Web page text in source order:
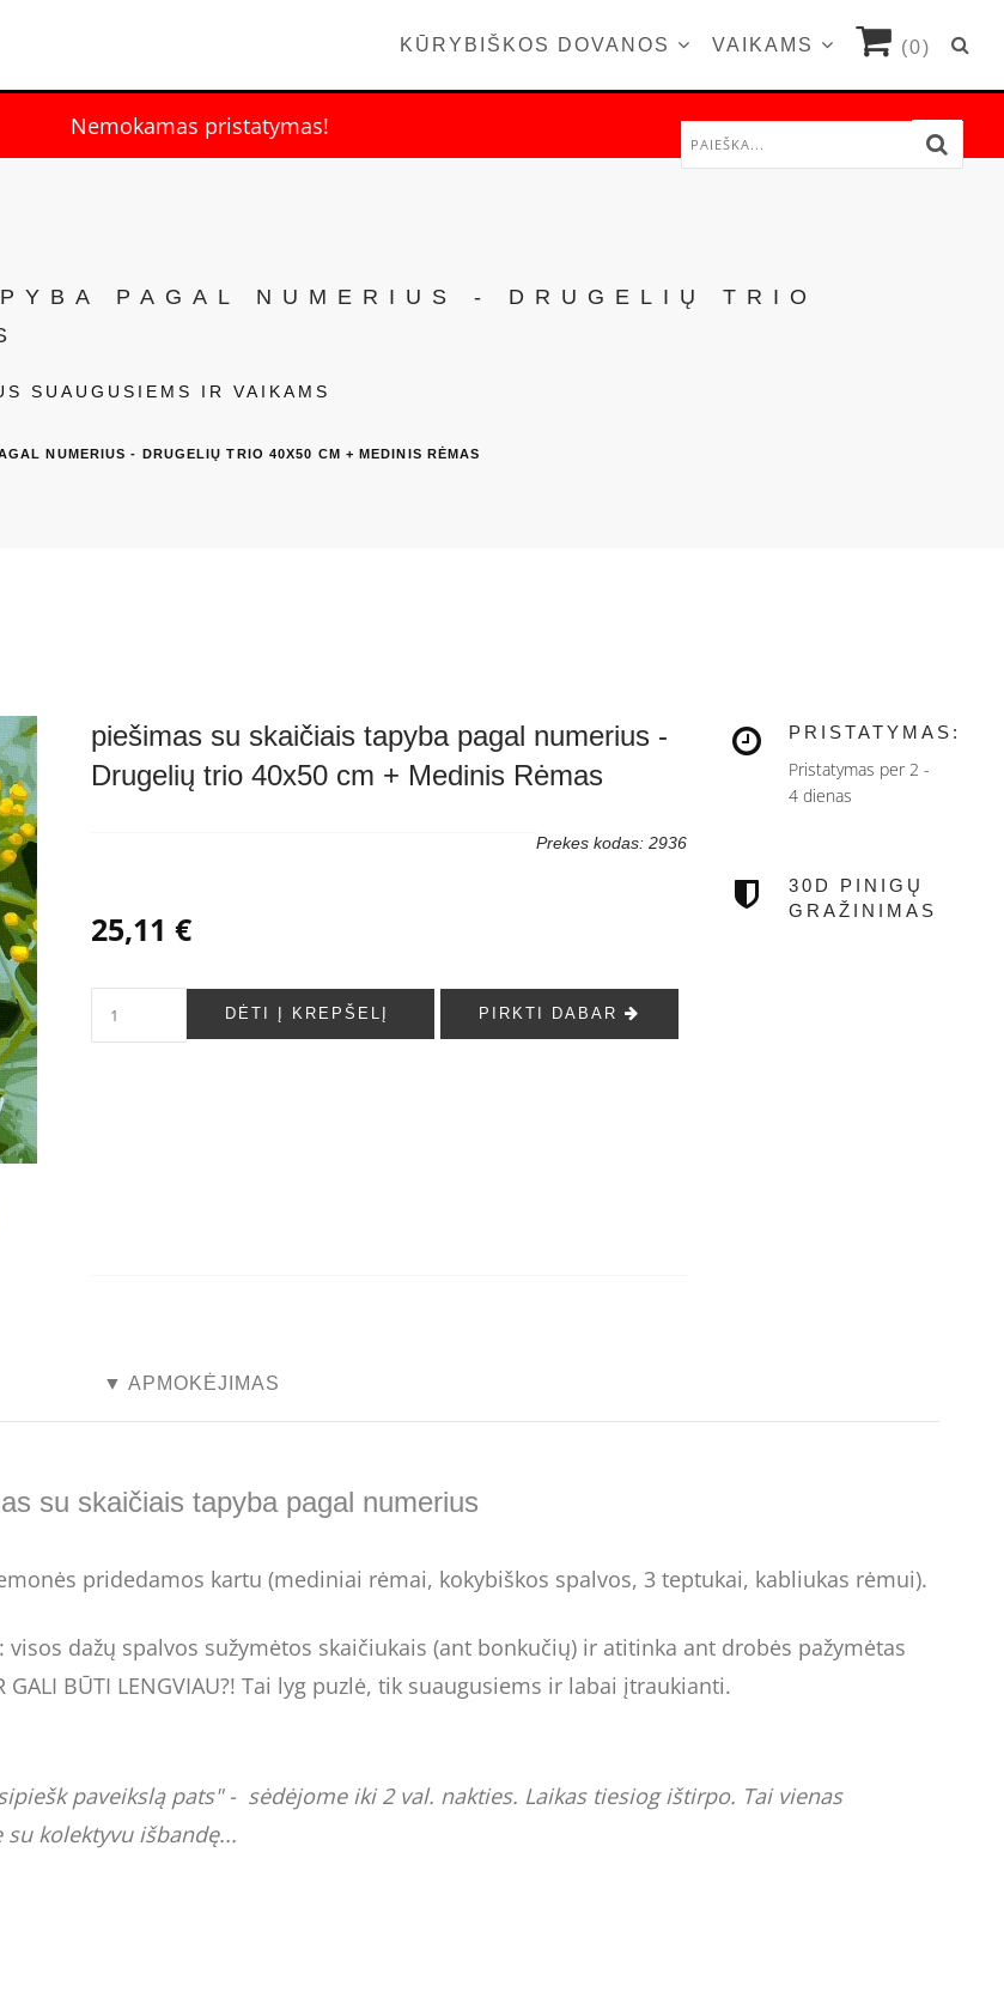
(0)
KŪRYBIŠKOS DOVANOS VAIKAMS
Nemokamas pristatymas!
PAGAL NUMERIUS - DRUGELIŲ TRIO
SUAUGUSIEMS IR VAIKAMS
NUMERIUS - DRUGELIŲ TRIO 40X50 CM + MEDINIS RĖMAS
piešimas su skaičiais tapyba pagal numerius -
Drugelių trio 40x50 cm + Medinis Rėmas
Prekes kodas: 2936
25,11 €
DĖTI Į KREPŠELĮ PIRKTI DABAR
PRISTATYMAS:
Pristatymas per 2 -
4 dienas
30D PINIGŲ
GRAŽINIMAS
▼ APMOKĖJIMAS
su skaičiais tapyba pagal numerius
pridedamos kartu (mediniai rėmai, kokybiškos spalvos, 3 teptukai, kabliukas rėmui).
visos dažų spalvos sužymėtos skaičiukais (ant bonkučių) ir atitinka ant drobės pažymėtas
BŪTI LENGVIAU?! Tai lyg puzlė, tik suaugusiems ir labai įtraukianti.
paveikslą pats" - sėdėjome iki 2 val. nakties. Laikas tiesiog ištirpo. Tai vienas
kolektyvu išbandę...